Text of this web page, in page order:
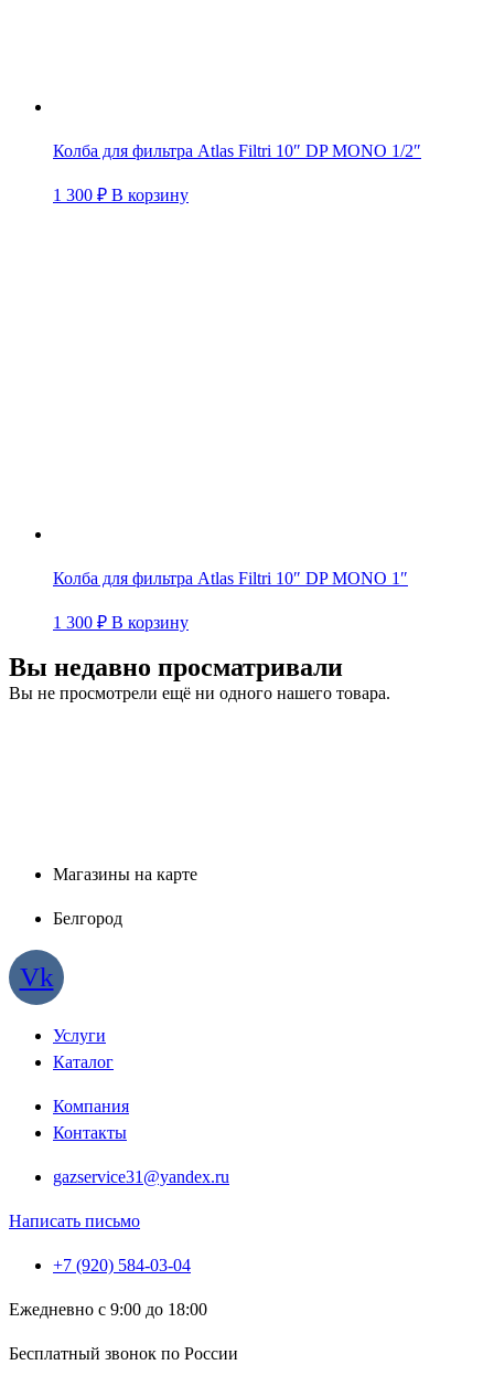
Колба для фильтра Atlas Filtri 10″ DP MONO 1/2″
1 300 ₽ В корзину
Колба для фильтра Atlas Filtri 10″ DP MONO 1″
1 300 ₽ В корзину
Вы недавно просматривали
Вы не просмотрели ещё ни одного нашего товара.
Магазины на карте
Белгород
Vk
Услуги
Каталог
Компания
Контакты
gazservice31@yandex.ru
Написать письмо
+7 (920) 584-03-04
Ежедневно с 9:00 до 18:00
Бесплатный звонок по России